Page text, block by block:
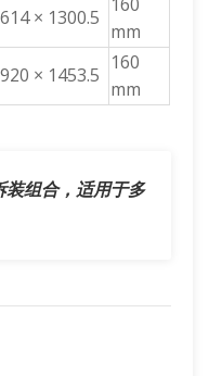
× 1300.5
mm
× 1453.5
160
mm
组合，适用于多